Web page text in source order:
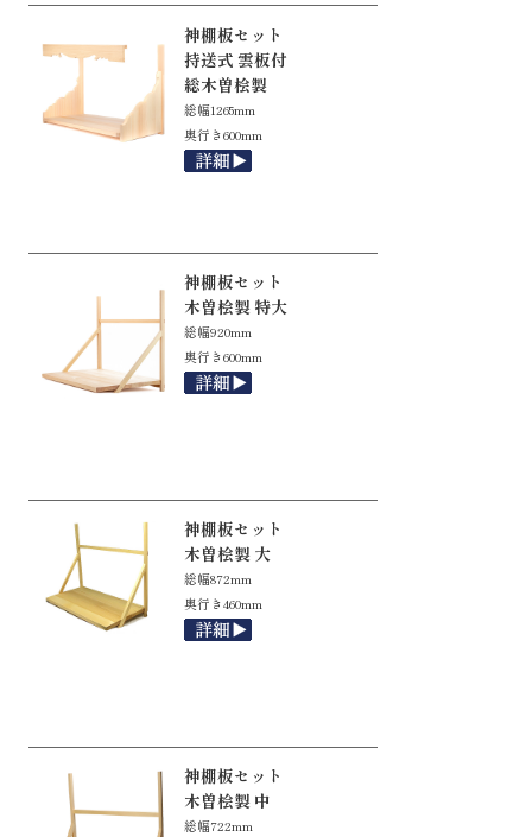
神棚板セット
持送式 雲板付
総木曽桧製
総幅1265mm
奥行き600mm
神棚板セット
木曽桧製 特大
総幅920mm
奥行き600mm
神棚板セット
木曽桧製 大
総幅872mm
奥行き460mm
神棚板セット
木曽桧製 中
総幅722mm